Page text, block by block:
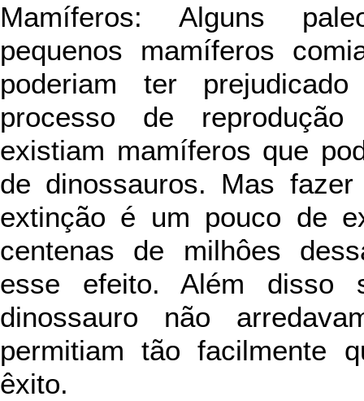
Mamíferos: Alguns
pequenos mamíferos
poderiam ter
processo de
existiam mamíferos que
de dinossauros. Mas
extinção é um pouco de
centenas de milhôes
esse efeito. Além disso
dinossauro não
permitiam tão facilmente
êxito.